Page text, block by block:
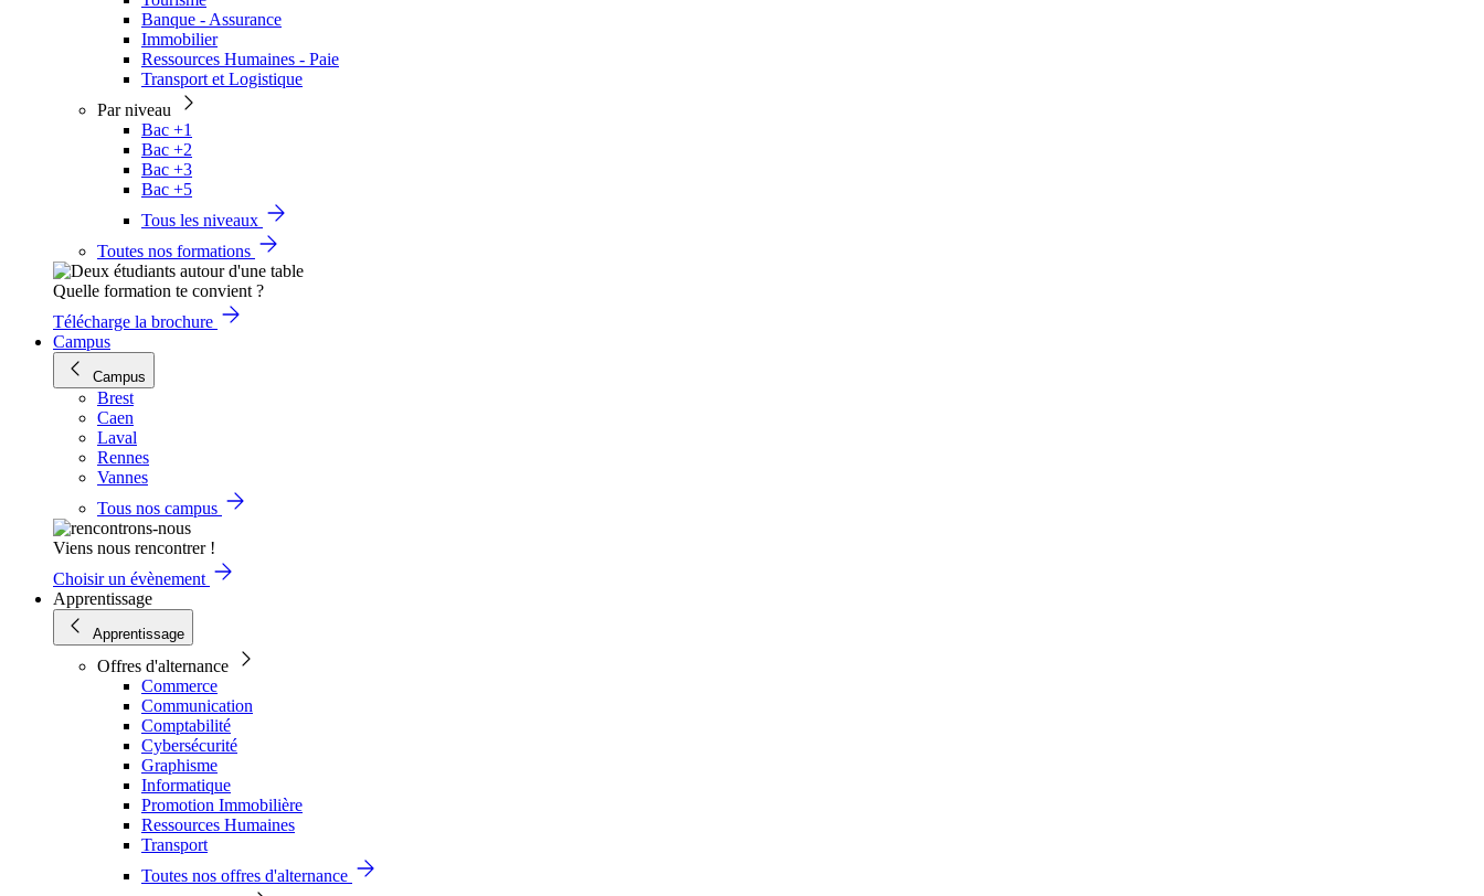
Banque - Assurance
Immobilier
Ressources Humaines - Paie
Transport et Logistique
Par niveau
Bac +1
Bac +2
Bac +3
Bac +5
Tous les niveaux
Toutes nos formations
Quelle formation te convient ?
Télécharge la brochure
Campus
Campus
Brest
Caen
Laval
Rennes
Vannes
Tous nos campus
Viens nous rencontrer !
Choisir un évènement
Apprentissage
Apprentissage
Offres d'alternance
Commerce
Communication
Comptabilité
Cybersécurité
Graphisme
Informatique
Promotion Immobilière
Ressources Humaines
Transport
Toutes nos offres d'alternance